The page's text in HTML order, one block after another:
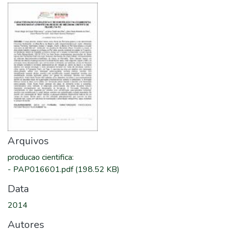
Arquivos
producao cientifica:
- PAP016601.pdf(198.52 KB)
Data
2014
Autores